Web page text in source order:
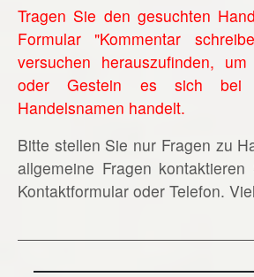
Tragen Sie den gesuchten
Formular "Kommentar
versuchen herauszufinden,
oder Gestein es sich bei
Handelsnamen handelt.
Bitte stellen Sie nur Fragen zu
allgemeine Fragen
Kontaktformular oder Telefon.